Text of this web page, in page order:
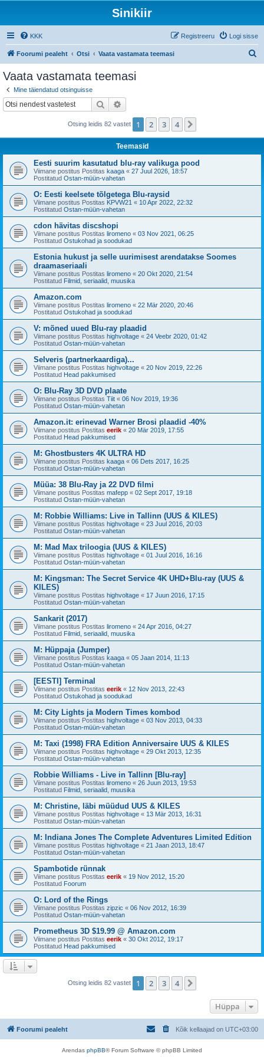
Sinikiir
KKK Logi sisse
Registreeru
Foorumi pealeht Otsi Vaata vastamata teemasi
Vaata vastamata teemasi
Mine täiendatud otsinguisse
Otsi
Otsing leidis 82 vastet 1 2 3 4
Teemasid
Eesti suurim kasutatud blu-ray valikuga pood
Viimane postitus Postitas kaaga « 27 Juul 2026, 18:57
Postitatud Ostan-müün-vahetan
O: Eesti keelsete tõlgetega Blu-raysid
Viimane postitus Postitas KPVW21 « 10 Apr 2022, 22:32
Postitatud Ostan-müün-vahetan
cdon hävitas discshopi
Viimane postitus Postitas liromeno « 03 Nov 2021, 06:25
Postitatud Ostukohad ja soodukad
Estonia hukust ja selle uurimisest arendatakse Soomes
draamaseriaali
Viimane postitus Postitas liromeno « 20 Okt 2020, 21:54
Postitatud Filmid, seriaalid, muusika
Amazon.com
Viimane postitus Postitas liromeno « 22 Mär 2020, 20:46
Postitatud Ostukohad ja soodukad
V: mõned uued Blu-ray plaadid
Viimane postitus Postitas highvoltage « 24 Veebr 2020, 01:42
Postitatud Ostan-müün-vahetan
Selveris (partnerkaardiga)...
Viimane postitus Postitas highvoltage « 20 Nov 2019, 22:26
Postitatud Head pakkumised
O: Blu-Ray 3D DVD plaate
Viimane postitus Postitas Tiit « 06 Nov 2019, 19:36
Postitatud Ostan-müün-vahetan
Amazon.it: erinevad Warner Brosi plaadid -40%
Viimane postitus Postitas eerik « 20 Mär 2019, 17:55
Postitatud Head pakkumised
M: Ghostbusters 4K ULTRA HD
Viimane postitus Postitas kaaga « 06 Dets 2017, 16:25
Postitatud Ostan-müün-vahetan
Müüa: 38 Blu-Ray ja 22 DVD filmi
Viimane postitus Postitas mafepp « 02 Sept 2017, 19:18
Postitatud Ostan-müün-vahetan
M: Robbie Williams: Live in Tallinn (UUS & KILES)
Viimane postitus Postitas highvoltage « 23 Juul 2016, 20:03
Postitatud Ostan-müün-vahetan
M: Mad Max triloogia (UUS & KILES)
Viimane postitus Postitas highvoltage « 01 Juul 2016, 16:16
Postitatud Ostan-müün-vahetan
M: Kingsman: The Secret Service 4K UHD+Blu-ray (UUS &
KILES)
Viimane postitus Postitas highvoltage « 17 Juun 2016, 17:15
Postitatud Ostan-müün-vahetan
Sankarit (2017)
Viimane postitus Postitas liromeno « 24 Apr 2016, 04:27
Postitatud Filmid, seriaalid, muusika
M: Hüppaja (Jumper)
Viimane postitus Postitas kaaga « 05 Jaan 2014, 11:13
Postitatud Ostan-müün-vahetan
[EESTI] Terminal
Viimane postitus Postitas eerik « 12 Nov 2013, 22:43
Postitatud Ostukohad ja soodukad
M: City Lights ja Modern Times kombod
Viimane postitus Postitas highvoltage « 03 Nov 2013, 04:33
Postitatud Ostan-müün-vahetan
M: Taxi (1998) FRA Edition Anniversaire UUS & KILES
Viimane postitus Postitas highvoltage « 29 Okt 2013, 12:35
Postitatud Ostan-müün-vahetan
Robbie Williams - Live in Tallinn [Blu-ray]
Viimane postitus Postitas liromeno « 26 Juun 2013, 19:53
Postitatud Filmid, seriaalid, muusika
M: Christine, läbi müüdud UUS & KILES
Viimane postitus Postitas highvoltage « 13 Mär 2013, 16:31
Postitatud Ostan-müün-vahetan
M: Indiana Jones The Complete Adventures Limited Edition
Viimane postitus Postitas highvoltage « 21 Jaan 2013, 18:47
Postitatud Ostan-müün-vahetan
Spambotide rünnak
Viimane postitus Postitas eerik « 19 Nov 2012, 15:20
Postitatud Foorum
O: Lord of the Rings
Viimane postitus Postitas zipzic « 06 Nov 2012, 16:39
Postitatud Ostan-müün-vahetan
Prometheus 3D $19.99 @ Amazon.com
Viimane postitus Postitas eerik « 30 Okt 2012, 19:17
Postitatud Head pakkumised
Otsing leidis 82 vastet 1 2 3 4
Hüppa
Foorumi pealeht Kõik kellaajad on UTC+03:00
Arendas phpBB® Forum Software © phpBB Limited